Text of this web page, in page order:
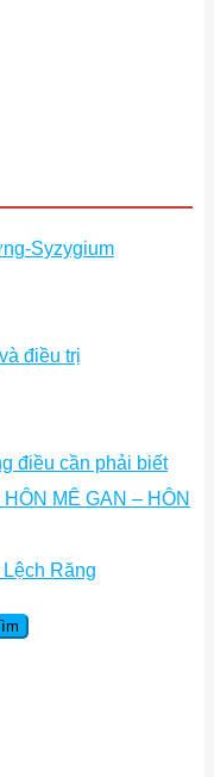
Syzygium
điều trị
điều cần phải biết
MÊ GAN – HÔN
Răng